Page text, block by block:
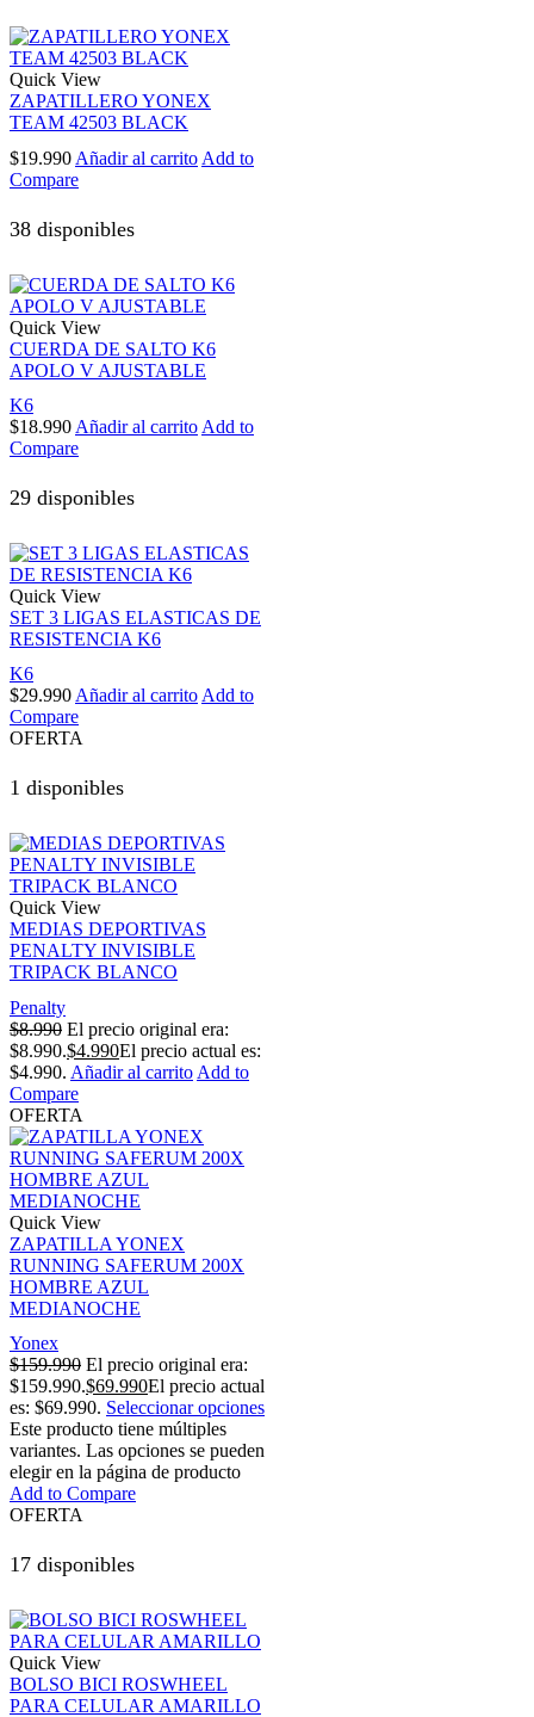
Quick View
ZAPATILLERO YONEX
TEAM 42503 BLACK
$19.990 Añadir al carrito Add to
Compare
38 disponibles
Quick View
CUERDA DE SALTO K6
APOLO V AJUSTABLE
K6
$18.990 Añadir al carrito Add to
Compare
29 disponibles
Quick View
SET 3 LIGAS ELASTICAS DE
RESISTENCIA K6
K6
$29.990 Añadir al carrito Add to
Compare
OFERTA
1 disponibles
Quick View
MEDIAS DEPORTIVAS
PENALTY INVISIBLE
TRIPACK BLANCO
Penalty
$8.990 El precio original era:
$8.990.$4.990El precio actual es:
$4.990. Añadir al carrito Add to
Compare
OFERTA
Quick View
ZAPATILLA YONEX
RUNNING SAFERUM 200X
HOMBRE AZUL
MEDIANOCHE
Yonex
$159.990 El precio original era:
$159.990.$69.990El precio actual
es: $69.990. Seleccionar opciones
Este producto tiene múltiples
variantes. Las opciones se pueden
elegir en la página de producto
Add to Compare
OFERTA
17 disponibles
Quick View
BOLSO BICI ROSWHEEL
PARA CELULAR AMARILLO